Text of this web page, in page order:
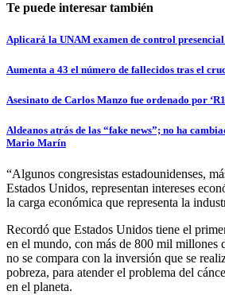
Te puede interesar también
Aplicará la UNAM examen de control
Aumenta a 43 el número de fallecidos tras el
Asesinato de Carlos Manzo fue ordenado por
Aldeanos atrás de las “fake news”; no ha
Mario Marín
“Algunos congresistas estadounidenses,
Estados Unidos, representan intereses
la carga económica que representa la
Recordó que Estados Unidos tiene el
en el mundo, con más de 800 mil millones
no se compara con la inversión que se
pobreza, para atender el problema del
en el planeta.